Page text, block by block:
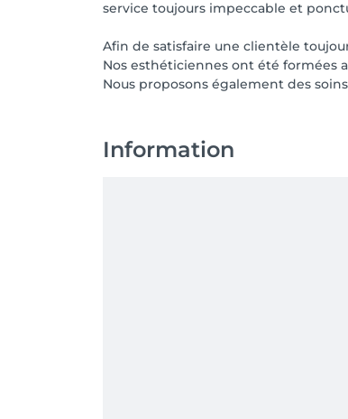
service toujours impeccable et
Afin de satisfaire une clientèle
Nos esthéticiennes ont été formées
Nous proposons également des
Information